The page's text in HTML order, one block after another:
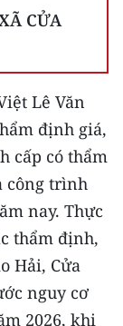
CỬA
Lê Văn
định giá,
cấp có thẩm
công trình
nay. Thực
thẩm định,
Hải, Cửa
nguy cơ
2026, khi